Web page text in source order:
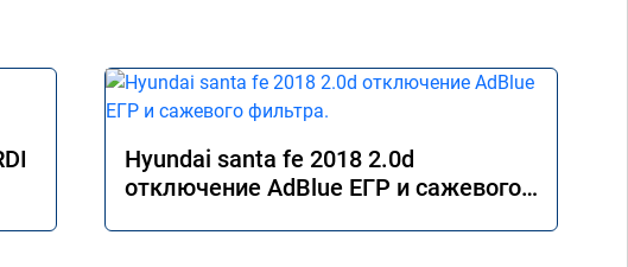
Hyundai santa fe 2018 2.0d
отключение AdBlue ЕГР и сажевого